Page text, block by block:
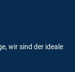
wir sind der ideale